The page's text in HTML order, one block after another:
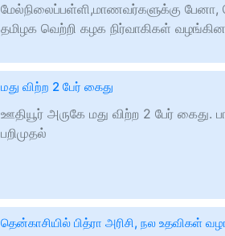
மேல்நிலைப்பள்ளி,மாணவர்களுக்கு பேனா,
தமிழக வெற்றி கழக நிர்வாகிகள்
மது விற்ற 2 பேர் கைது
ஊதியூர் அருகே மது விற்ற 2 பேர் கைது.
பறிமுதல்
தென்காசியில் பித்ரா அரிசி, நல உதவிகள்